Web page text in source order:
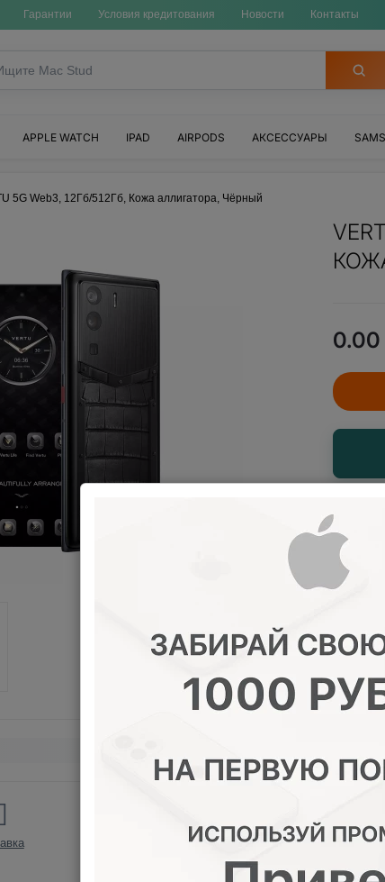
Гарантии Условия кредитования Новости Контакты
APPLE WATCH IPAD AIRPODS АКСЕССУАРЫ
5G Web3, 12Гб/512Гб, Кожа аллигатора, Чёрный
Обмен
0.00